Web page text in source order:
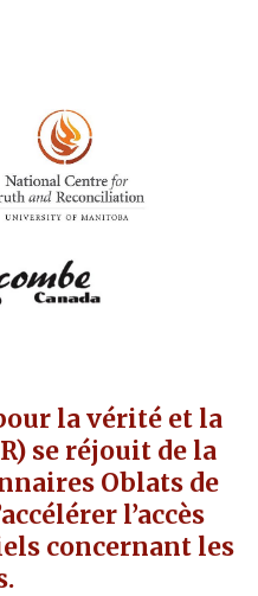
la vérité et la
se réjouit de la
Oblats de
l’accès
concernant les